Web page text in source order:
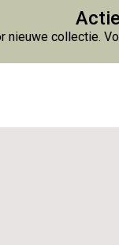
nieuwe collectie.